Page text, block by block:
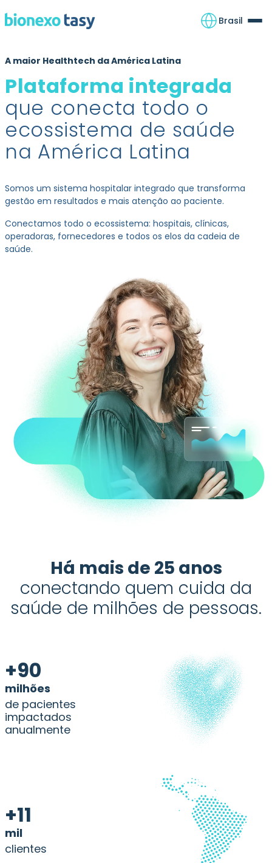
Brasil
A maior Healthtech da América Latina
Plataforma integrada
que conecta todo o
ecossistema de saúde
na América Latina
Somos um sistema hospitalar integrado que transforma
gestão em resultados e mais atenção ao paciente.
Conectamos todo o ecossistema: hospitais, clínicas,
operadoras, fornecedores e todos os elos da cadeia de
saúde.
Há mais de 25 anos
conectando quem cuida da
saúde de milhões de pessoas.
+90
milhões
de pacientes
impactados
anualmente
+11
mil
clientes